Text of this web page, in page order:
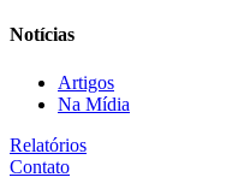
Notícias
Artigos
Na Mídia
Relatórios
Contato